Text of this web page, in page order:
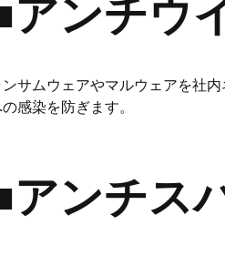
アンチウ
ンサムウェアやマルウェアを社
感染を防ぎます。
アンチス